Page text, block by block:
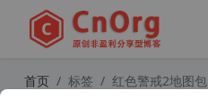
首页 标签 红色警戒2地图包